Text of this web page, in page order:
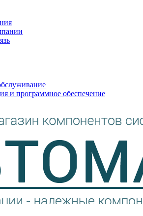
и программное обеспечение